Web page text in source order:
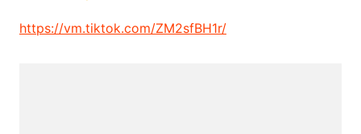
https://vm.tiktok.com/ZM2sfBH1r/